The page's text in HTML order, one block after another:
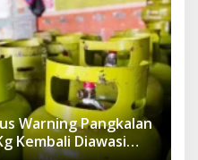
Warning Pangkalan
Kembali Diawasi